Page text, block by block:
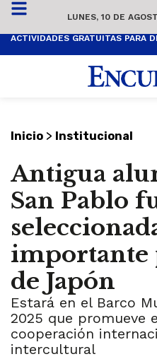
LUNES, 10 DE
Inicio > Institucional
Antigua
San Pablo
importante
de Japón
Estará en el Barco
2025 que promueve
cooperación
intercultural